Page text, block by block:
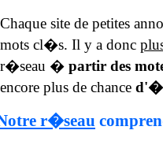
Chaque site de petites
mots cl�s. Il y a donc
r�seau � partir des
encore plus de chance
r�seau